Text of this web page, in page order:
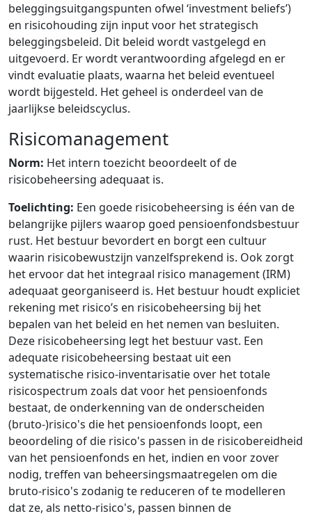
beleggingsuitgangspunten ofwel ‘investment beliefs’)
en risicohouding zijn input voor het strategisch
beleggingsbeleid. Dit beleid wordt vastgelegd en
uitgevoerd. Er wordt verantwoording afgelegd en er
vindt evaluatie plaats, waarna het beleid eventueel
wordt bijgesteld. Het geheel is onderdeel van de
jaarlijkse beleidscyclus.
Risicomanagement
Norm: Het intern toezicht beoordeelt of de
risicobeheersing adequaat is.
Toelichting: Een goede risicobeheersing is één van de
belangrijke pijlers waarop goed pensioenfondsbestuur
rust. Het bestuur bevordert en borgt een cultuur
waarin risicobewustzijn vanzelfsprekend is. Ook zorgt
het ervoor dat het integraal risico management (IRM)
adequaat georganiseerd is. Het bestuur houdt expliciet
rekening met risico’s en risicobeheersing bij het
bepalen van het beleid en het nemen van besluiten.
Deze risicobeheersing legt het bestuur vast. Een
adequate risicobeheersing bestaat uit een
systematische risico-inventarisatie over het totale
risicospectrum zoals dat voor het pensioenfonds
bestaat, de onderkenning van de onderscheiden
(bruto-)risico's die het pensioenfonds loopt, een
beoordeling of die risico's passen in de risicobereidheid
van het pensioenfonds en het, indien en voor zover
nodig, treffen van beheersingsmaatregelen om die
bruto-risico's zodanig te reduceren of te modelleren
dat ze, als netto-risico's, passen binnen de